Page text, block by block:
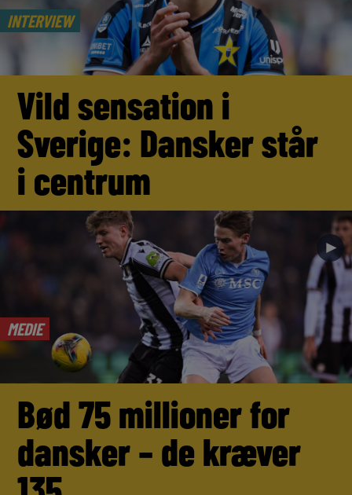
INTERVIEW
Vild sensation i
Sverige: Dansker står
i centrum
MEDIE
►
Bød 75 millioner for
dansker – de kræver